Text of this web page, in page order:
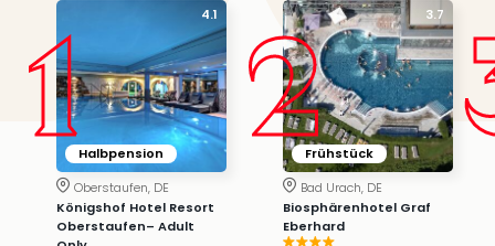
4.1
Halbpension
1
Oberstaufen, DE
Königshof Hotel Resort
Oberstaufen– Adult
3.7
Frühstück
2
Bad Urach, DE
Biosphärenhotel Graf
Eberhard